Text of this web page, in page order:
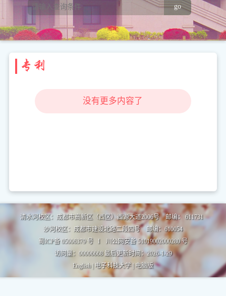
go
专利
没有更多内容了
清水河校区：成都市高新区（西区）西源大道2006号 邮编： 611731
沙河校区：成都市建设北路二段四号 邮编：610054
蜀ICP备 05006379 号 I 川公网安备 51019002000280 号
访问量： 00006668 最后更新时间：2026-1-29
English| 电子科技大学| 电脑版